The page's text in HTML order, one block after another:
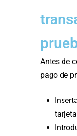
Antes de
pago de